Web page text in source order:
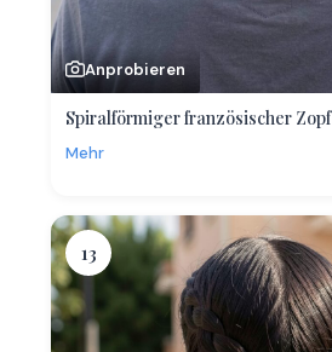
Anprobieren
Spiralförmiger französischer Zopf
Mehr
13